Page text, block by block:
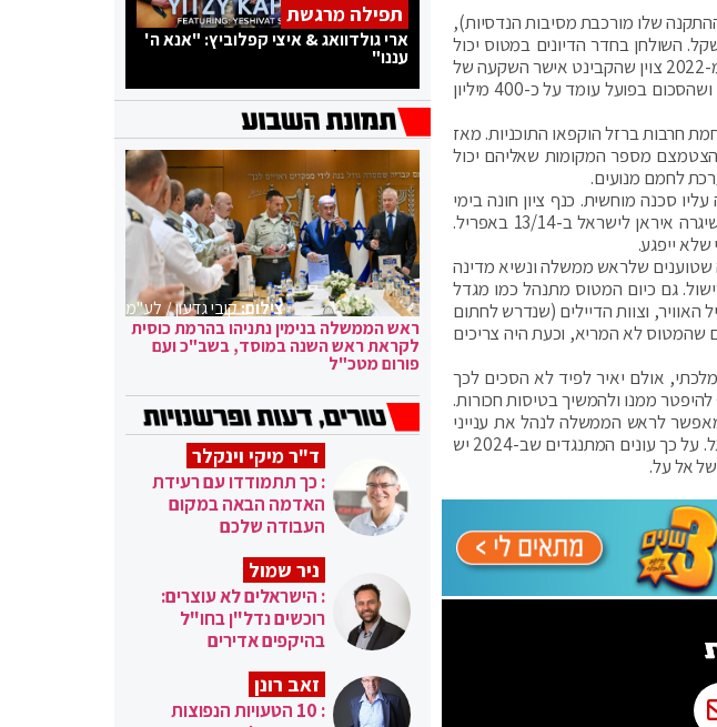
במקלחון פשוט אך ההתקנה שלו מורכבת מסיבות הנדסיות),
השולחן בחדר הדיונים במטוס יכול
להפוך בלחיצת כפתור לשולחן ניתוח, למקרה – שלא נדע – של אירוע חירום. בדוח מבקר המדינה מ-2022 צוין שהקבינט אישר השקעה של
כ-730 מיליון שקל במטוס, אבל בלשכת ראש הממשלה אומרים שמדובר היה בהערכות מוקדמות ושהסכום בפועל עומד על כ-400 מיליון
2023, אולם בשל טבח 7 באוקטובר ופרוץ מלחמת חרבות ברזל הוקפאו התוכניות. מאז
מספר המקומות שאליהם יכול
לחמם מנועים.
סכנה מוחשית. כנף ציון חונה בימי
שגרה בבסיס חיל האוויר נבטים שבדרום, שהיווה אחת ממטרות מתקפת הטילים והכטב"מים ששיגרה איראן לישראל ב-13/14 באפריל.
ייפגע.
שטוענים שלראש ממשלה ונשיא מדינה
גם כיום המטוס מתנהל כמו מגדל
וצוות הדיילים (שנדרש לחתום
לא המריא, וכעת היה צריכים
אולם יאיר לפיד לא הסכים לכך
להיפטר ממנו ולהמשיך בטיסות חכורות.
מאפשר לראש הממשלה לנהל את ענייני
המדינה מהאוויר גם בעתות חירום, והוא יכול להשתתף בישיבות הרגישות ביותר מגובה 30 אלף רגל. על כך עונים המתנגדים שב-2024 יש
אל על.
תפילה מרגשת
ארי גולדוואג & איצי קפלוביץ: "אנא ה'
עננו"
צילום:קובי גדעון / לע"מ
ראש הממשלה בנימין נתניהו בהרמת כוסית
לקראת ראש השנה במוסד, בשב"כ ועם
פורום מטכ"ל
ד"ר מיקי וינקלר
: כך תתמודדו עם רעידת
האדמה הבאה במקום
העבודה שלכם
ניר שמול
: הישראלים לא עוצרים:
רוכשים נדל"ן בחו"ל
בהיקפים אדירים
זאב רונן
: 10 הטעויות הנפוצות